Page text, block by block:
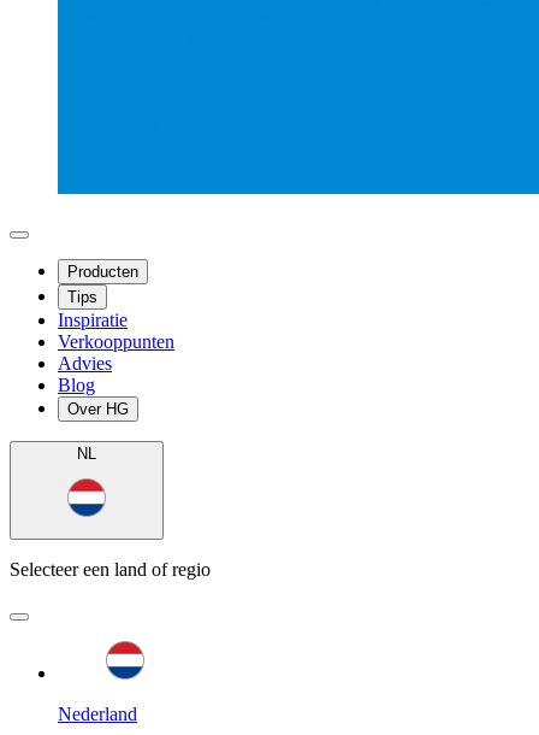
Producten
Tips
Inspiratie
Verkooppunten
Advies
Blog
Over HG
NL
Selecteer een land of regio
Nederland